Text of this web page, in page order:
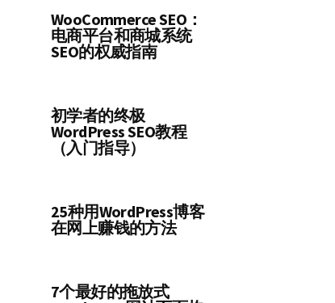
WooCommerce SEO：
电商平台和商城系统
SEO的权威指南
初学者的终极
WordPress SEO教程
（入门指导）
25种用WordPress博客
在网上赚钱的方法
7个最好的拖放式